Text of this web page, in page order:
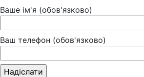
Ваше ім'я (обов'язково)
Ваш телефон (обов'язково)